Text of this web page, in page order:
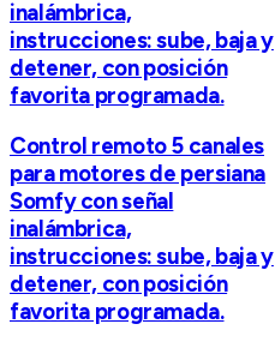
inalámbrica,
instrucciones: sube, baja y
detener, con posición
favorita programada.
Control remoto 5 canales
para motores de persiana
Somfy con señal
inalámbrica,
instrucciones: sube, baja y
detener, con posición
favorita programada.